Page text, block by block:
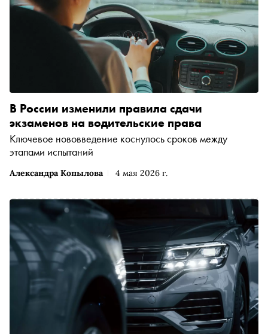
Александра Копылова 4 мая 2026 г.
В России изменили правила сдачи
экзаменов на водительские права
Ключевое нововведение коснулось сроков между
этапами испытаний